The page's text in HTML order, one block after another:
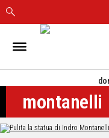
IN
CAGLIARI
SASSARI
NUORO
ORISTANO
montanelli